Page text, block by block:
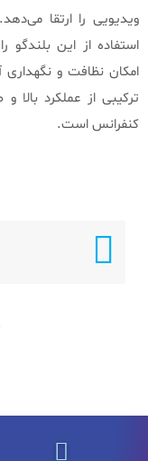
استفاده از این
ترکیبی از عملکرد
کنفرانس است.